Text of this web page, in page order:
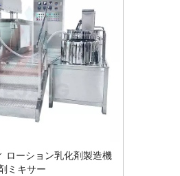
ローション乳化剤製造機
ミキサー